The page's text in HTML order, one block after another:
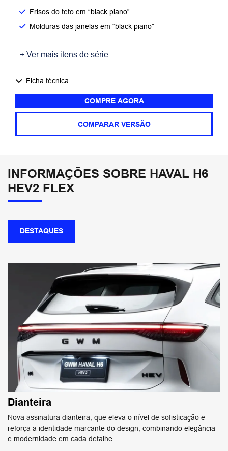
Frisos do teto em “black piano”
Molduras das janelas em “black piano”
+ Ver mais itens de série
Ficha técnica
COMPRE AGORA
COMPARAR VERSÃO
INFORMAÇÕES SOBRE HAVAL H6
HEV2 FLEX
DESTAQUES
Dianteira
Nova assinatura dianteira, que eleva o nível de sofisticação e
reforça a identidade marcante do design, combinando elegância
e modernidade em cada detalhe.